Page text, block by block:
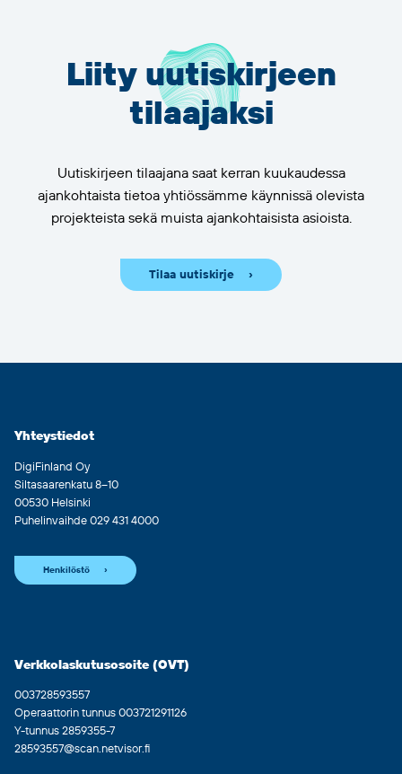
Liity uutiskirjeen
tilaajaksi
Uutiskirjeen tilaajana saat kerran kuukaudessa
ajankohtaista tietoa yhtiössämme käynnissä olevista
projekteista sekä muista ajankohtaisista asioista.
Tilaa uutiskirje
Yhteystiedot
DigiFinland Oy
Siltasaarenkatu 8–10
00530 Helsinki
Puhelinvaihde 029 431 4000
Henkilöstö
Verkkolaskutusosoite (OVT)
003728593557
Operaattorin tunnus 003721291126
Y-tunnus 2859355-7
28593557@scan.netvisor.fi